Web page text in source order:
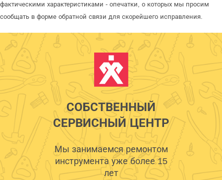
фактическими характеристиками - опечатки, о которых мы просим
сообщать в форме обратной связи для скорейшего исправления.
СОБСТВЕННЫЙ
СЕРВИСНЫЙ ЦЕНТР
Мы занимаемся ремонтом
инструмента уже более 15
лет